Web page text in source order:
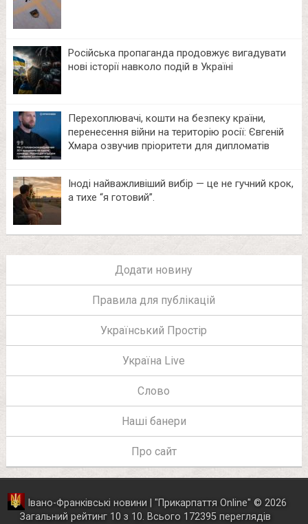
Російська пропаганда продовжує вигадувати
нові історії навколо подій в Україні
Перехоплювачі, кошти на безпеку країни,
перенесення війни на територію росії: Євгеній
Хмара озвучив пріоритети для дипломатів
Іноді найважливіший вибір — це не гучний крок,
а тихе “я готовий”.
Додати новину
Правила для публікацій
Український Простір
Україна Live
Слово
Наші банери
Про сайт
Івано-Франківські новини | "Прикарпаття Online" © 2026
Загальний рейтинг 10 з 10. Всього 172395 переглядів